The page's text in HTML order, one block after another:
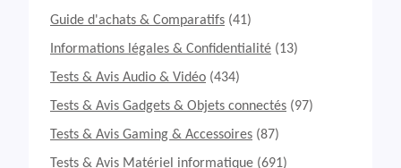
Guide d'achats & Comparatifs (41)
Informations légales & Confidentialité (13)
Tests & Avis Audio & Vidéo (434)
Tests & Avis Gadgets & Objets connectés (97)
Tests & Avis Gaming & Accessoires (87)
Tests & Avis Matériel informatique (691)